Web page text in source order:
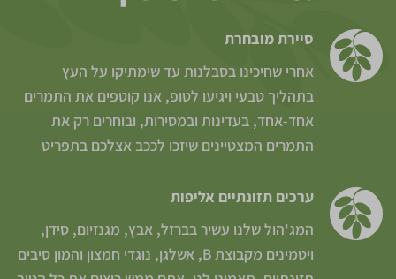
סיירת מובחרת
אחרי שחיכינו בסבלנות עד שימתיקו על העץ
בתהליך טבעי ויגיעו לטופ, אנו קוטפים את התמרים
אחד-אחד, בעדינות ובמסירות, ובוחרים רק את
התמרים המצטיינים שיזכו לככב אצלכם בתפריט
ערכים תזונתיים אליפות
המג'הול שלנו עשיר בברזל, אבץ, מגנזיום, סידן,
ויטמינים מקבוצת B, אשלגן, נוגדי חמצון והמון סיבים